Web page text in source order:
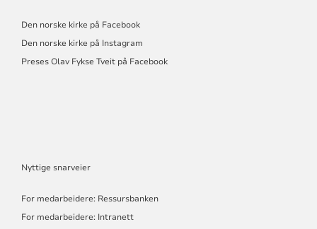
Den norske kirke på Facebook
Den norske kirke på Instagram
Preses Olav Fykse Tveit på Facebook
Nyttige snarveier
For medarbeidere: Ressursbanken
For medarbeidere: Intranett